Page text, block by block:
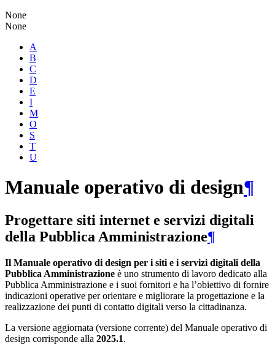
None
None
A
B
C
D
E
I
M
O
S
T
U
Manuale operativo di design¶
Progettare siti internet e servizi digitali
della Pubblica Amministrazione¶
Il Manuale operativo di design per i siti e i servizi digitali della
Pubblica Amministrazione è uno strumento di lavoro dedicato alla
Pubblica Amministrazione e i suoi fornitori e ha l’obiettivo di fornire
indicazioni operative per orientare e migliorare la progettazione e la
realizzazione dei punti di contatto digitali verso la cittadinanza.
La versione aggiornata (versione corrente) del Manuale operativo di
design corrisponde alla 2025.1.